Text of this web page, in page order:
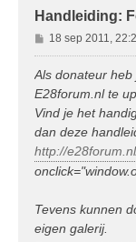
Handleiding:
B
e
r
i
h
t
18 sep 2011,
Als donateur
E28forum.nl te
Vind je het
dan deze
http://
Tevens kunnen
eigen galerij.